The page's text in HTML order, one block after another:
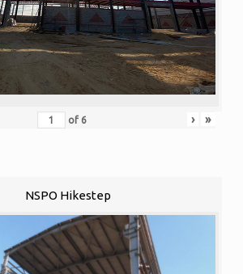
of 6 › »
NSPO Hikestep